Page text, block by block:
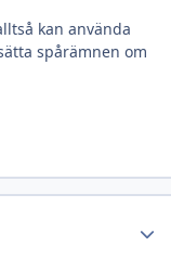
kan använda
spårämnen om